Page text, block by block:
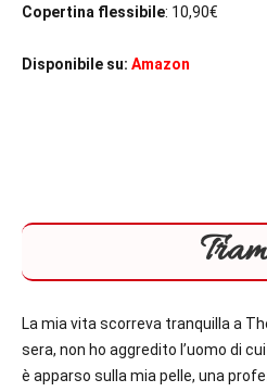
Copertina flessibile: 10,90€
Disponibile su: Amazon
La mia vita scorreva tranquilla a
sera, non ho aggredito l’uomo di
è apparso sulla mia pelle, una